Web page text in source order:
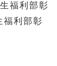
福利部彰
利部彰